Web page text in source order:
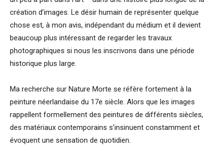
création d’images. Le désir humain de représenter quelque
chose est, à mon avis, indépendant du médium et il devient
beaucoup plus intéressant de regarder les travaux
photographiques si nous les inscrivons dans une période
historique plus large.
Ma recherche sur Nature Morte se réfère fortement à la
peinture néerlandaise du 17e siècle. Alors que les images
rappellent formellement des peintures de différents siècles,
des matériaux contemporains s’insinuent constamment et
évoquent une sensation de quotidien.